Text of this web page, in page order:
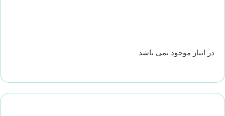
در انبار موجود نمی باشد